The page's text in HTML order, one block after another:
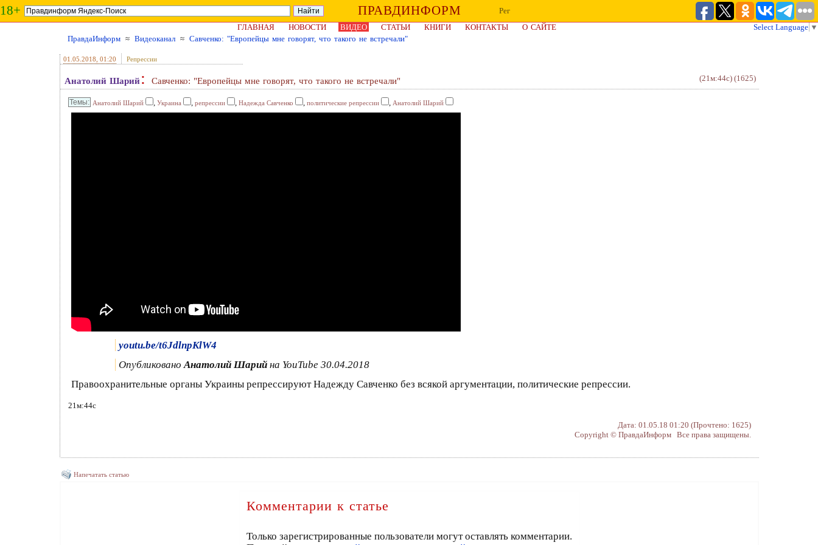
18+ ПРАВДИНФОРМ
Рег
ГЛАВНАЯ
НОВОСТИ ВИДЕО СТАТЬИ КНИГИ КОНТАКТЫ О САЙТЕ Select Language ▼
ПравдаИнформ ≈ Видеоканал ≈ Савченко: "Европейцы мне говорят, что такого не встречали"
01.05.2018 , 01:20 Репрессии
Анатолий Шарий: Савченко: "Европейцы мне говорят, что такого не встречали" (21м:44с) (1625)
Анатолий Шарий , Украина , репрессии , Надежда Савченко , политические репрессии , Анатолий Шарий
youtu.be/t6JdlnpKlW4
ОпубликованоАнатолий Шарий на YouTube 30.04.2018
Правоохранительные органы Украины репрессируют Надежду Савченко без всякой аргументации, политические репрессии.
21м:44с
Дата: 01.05.18 01:20 (Прочтено: 1625)
Copyright © ПравдаИнформ Все права защищены.
Напечатать статью
Комментарии к статье
Только зарегистрированные пользователи могут оставлять комментарии.